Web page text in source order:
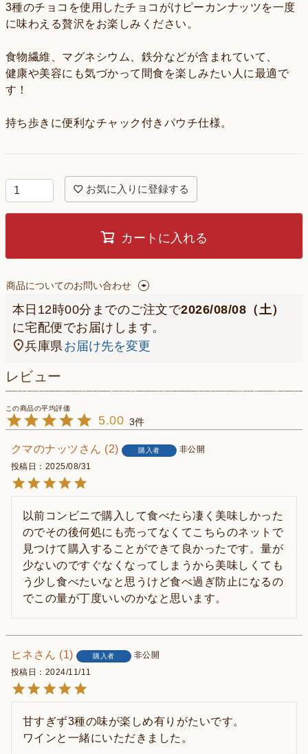
3種のチョコを使用したチョコがけピーカンナッツを一度
に味わえる贅沢をお楽しみください。
食物繊維、マグネシウム、鉄分などが含まれていて、
健康や美容にも気づかって間食を楽しみたい人に最適で
す！
持ち歩きに便利なチャック付きパウチ仕様。
お気に入りに登録する
カートに入れる
商品についてのお問い合わせ
本日 12時00分 までのご注文で2026/08/08（土）
に宅配便でお届けします。
兵庫県 お届け先を変更
レビュー
5.00 3
クマのナッツ 2 購入者
非公開
投稿日
2025/08/31
以前コンビニで購入して食べたら凄く美味しかった
のでその後何処にも売ってなくてこちらのネットで
見つけて購入することができて良かったです。量が
少ないのですぐなくなってしまうから美味しくても
う少し食べたいなと思うけど食べ過ぎ防止になるの
でこの量が丁度いいのかなと思います。
ヒネ 1 購入者
非公開
投稿日
2024/11/11
甘すぎず3種の味が楽しめ有りがたいです。
ワインと一緒にいただきました。